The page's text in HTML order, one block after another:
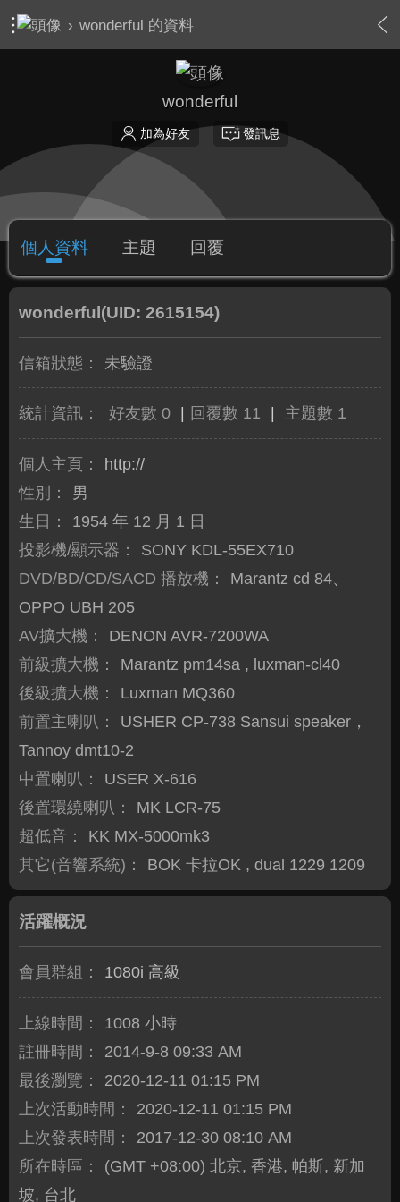
› wonderful 的資料
wonderful
加為好友 發訊息
個人資料 主題 回覆
wonderful (UID: 2615154)
信箱狀態： 未驗證
統計資訊： 好友數 0 回覆數 11 主題數 1
個人主頁：
http://
性別：
男
生日：
1954 年 12 月 1 日
投影機/顯示器：
SONY KDL-55EX710
DVD/BD/CD/SACD 播放機：
Marantz cd 84、
OPPO UBH 205
AV擴大機：
DENON AVR-7200WA
前級擴大機：
Marantz pm14sa , luxman-cl40
後級擴大機：
Luxman MQ360
前置主喇叭：
USHER CP-738 Sansui speaker，
Tannoy dmt10-2
中置喇叭：
USER X-616
後置環繞喇叭：
MK LCR-75
超低音：
KK MX-5000mk3
其它(音響系統)：
BOK 卡拉OK , dual 1229 1209
活躍概況
會員群組： 1080i 高級
上線時間：
1008 小時
註冊時間：
2014-9-8 09:33 AM
最後瀏覽：
2020-12-11 01:15 PM
上次活動時間：
2020-12-11 01:15 PM
上次發表時間：
2017-12-30 08:10 AM
所在時區：
(GMT +08:00) 北京, 香港, 帕斯, 新加
坡, 台北